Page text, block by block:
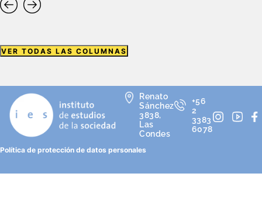
VER TODAS LAS COLUMNAS
Renato
Sánchez
3838,
Las
Condes
+56
2
3383
6078
Política de protección de datos personales